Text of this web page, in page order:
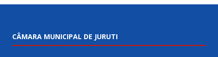
CÂMARA MUNICIPAL DE JURUTI